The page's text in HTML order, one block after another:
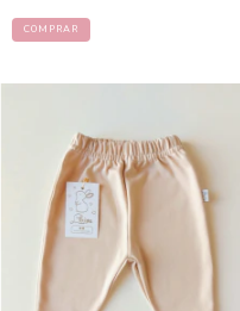
COMPRAR